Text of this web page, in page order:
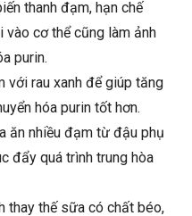
thanh đạm, hạn chế
cơ thể cũng làm ảnh
purin.
với rau xanh để giúp tăng
hóa purin tốt hơn.
ăn nhiều đạm từ đậu phụ
đẩy quá trình trung hòa
thay thế sữa có chất béo,